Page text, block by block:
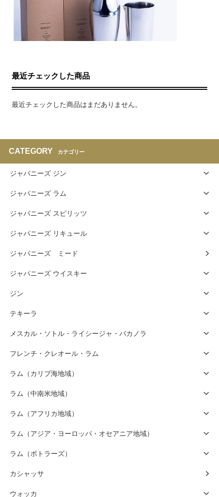
最近チェックした商品
最近チェックした商品はまだありません。
CATEGORY カテゴリー
ジャパニーズ ジン
ジャパニーズ ラム
ジャパニーズ スピリッツ
ジャパニーズ リキュール
ジャパニーズ ミード
ジャパニーズ ウイスキー
ジン
テキーラ
メスカル・ソトル・ライシージャ・バカノラ
フレンチ・クレオール・ラム
ラム（カリブ海地域）
ラム（中南米地域）
ラム（アフリカ地域）
ラム（アジア・ヨーロッパ・オセアニア地域）
ラム（ボトラーズ）
カシャッサ
ウォッカ